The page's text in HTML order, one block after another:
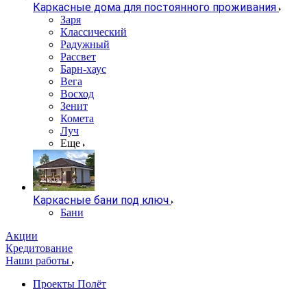
Каркасные дома для постоянного проживания
Заря
Классический
Радужный
Рассвет
Барн-хаус
Вега
Восход
Зенит
Комета
Луч
Еще
Каркасные бани под ключ
Бани
Акции
Кредитование
Наши работы
Проекты Полёт